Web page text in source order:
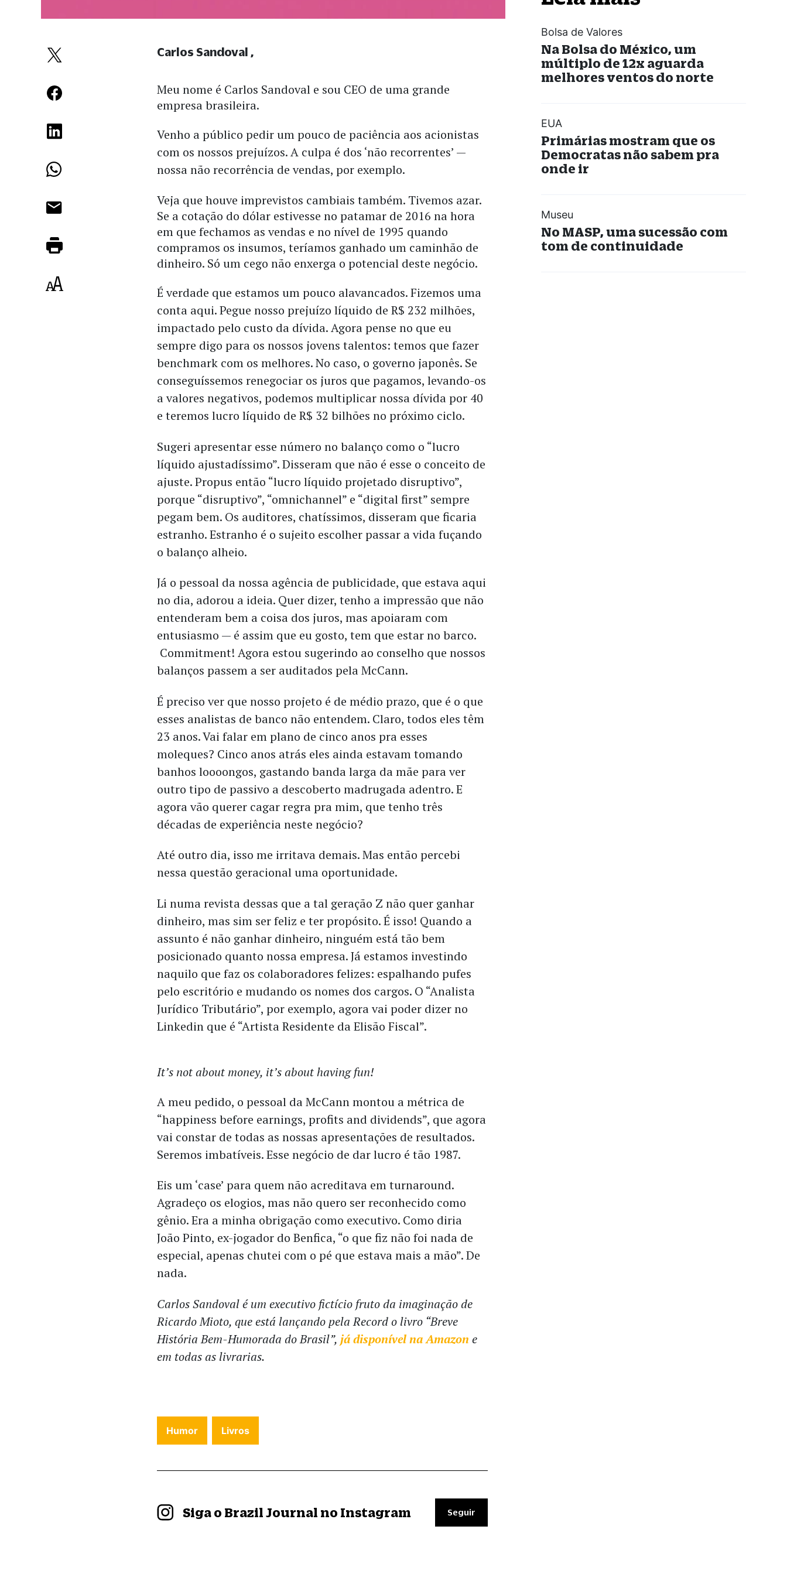
Meu nome é Carlos Sandoval e sou CEO de uma grande
empresa brasileira.
Venho a público pedir um pouco de paciência aos acionistas
com os nossos prejuízos. A culpa é dos ‘não recorrentes’ —
nossa não recorrência de vendas, por exemplo.
Veja que houve imprevistos cambiais também. Tivemos azar.
Se a cotação do dólar estivesse no patamar de 2016 na hora
em que fechamos as vendas e no nível de 1995 quando
compramos os insumos, teríamos ganhado um caminhão de
dinheiro. Só um cego não enxerga o potencial deste negócio.
É verdade que estamos um pouco alavancados. Fizemos uma
conta aqui. Pegue nosso prejuízo líquido de R$ 232 milhões,
impactado pelo custo da dívida. Agora pense no que eu
sempre digo para os nossos jovens talentos: temos que fazer
benchmark com os melhores. No caso, o governo japonês. Se
conseguíssemos renegociar os juros que pagamos, levando-os
a valores negativos, podemos multiplicar nossa dívida por 40
e teremos lucro líquido de R$ 32 bilhões no próximo ciclo.
Sugeri apresentar esse número no balanço como o “lucro
líquido ajustadíssimo”. Disseram que não é esse o conceito de
ajuste. Propus então “lucro líquido projetado disruptivo”,
porque “disruptivo”, “omnichannel” e “digital first” sempre
pegam bem. Os auditores, chatíssimos, disseram que ficaria
estranho. Estranho é o sujeito escolher passar a vida fuçando
o balanço alheio.
Já o pessoal da nossa agência de publicidade, que estava aqui
no dia, adorou a ideia. Quer dizer, tenho a impressão que não
entenderam bem a coisa dos juros, mas apoiaram com
entusiasmo — é assim que eu gosto, tem que estar no barco.
Commitment! Agora estou sugerindo ao conselho que nossos
balanços passem a ser auditados pela McCann.
É preciso ver que nosso projeto é de médio prazo, que é o que
esses analistas de banco não entendem. Claro, todos eles têm
23 anos. Vai falar em plano de cinco anos pra esses
moleques? Cinco anos atrás eles ainda estavam tomando
banhos loooongos, gastando banda larga da mãe para ver
outro tipo de passivo a descoberto madrugada adentro. E
agora vão querer cagar regra pra mim, que tenho três
décadas de experiência neste negócio?
Até outro dia, isso me irritava demais. Mas então percebi
nessa questão geracional uma oportunidade.
Li numa revista dessas que a tal geração Z não quer ganhar
dinheiro, mas sim ser feliz e ter propósito. É isso! Quando a
assunto é não ganhar dinheiro, ninguém está tão bem
posicionado quanto nossa empresa. Já estamos investindo
naquilo que faz os colaboradores felizes: espalhando pufes
pelo escritório e mudando os nomes dos cargos. O “Analista
Jurídico Tributário”, por exemplo, agora vai poder dizer no
Linkedin que é “Artista Residente da Elisão Fiscal”.
It’s not about money, it’s about having fun!
A meu pedido, o pessoal da McCann montou a métrica de
“happiness before earnings, profits and dividends”, que agora
vai constar de todas as nossas apresentações de resultados.
Seremos imbatíveis. Esse negócio de dar lucro é tão 1987.
Eis um ‘case’ para quem não acreditava em turnaround.
Agradeço os elogios, mas não quero ser reconhecido como
gênio. Era a minha obrigação como executivo. Como diria
João Pinto, ex-jogador do Benfica, “o que fiz não foi nada de
especial, apenas chutei com o pé que estava mais a mão”. De
nada.
Carlos Sandoval é um executivo fictício fruto da imaginação de
Ricardo Mioto, que está lançando pela Record o livro “Breve
História Bem-Humorada do Brasil”,já disponível na Amazon e
em todas as livrarias.
Carlos Sandoval
Humor Livros
Siga o Brazil Journal no Instagram Seguir
Bolsa de Valores
Na Bolsa do México, um
múltiplo de 12x aguarda
melhores ventos do norte
EUA
Primárias mostram que os
Democratas não sabem pra
onde ir
Museu
No MASP, uma sucessão com
tom de continuidade